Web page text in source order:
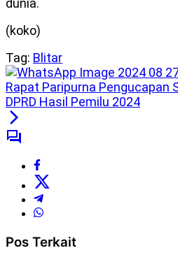
dunia.
(koko)
Tag: Blitar
Rapat Paripurna Pengucapan
DPRD Hasil Pemilu 2024
Pos Terkait